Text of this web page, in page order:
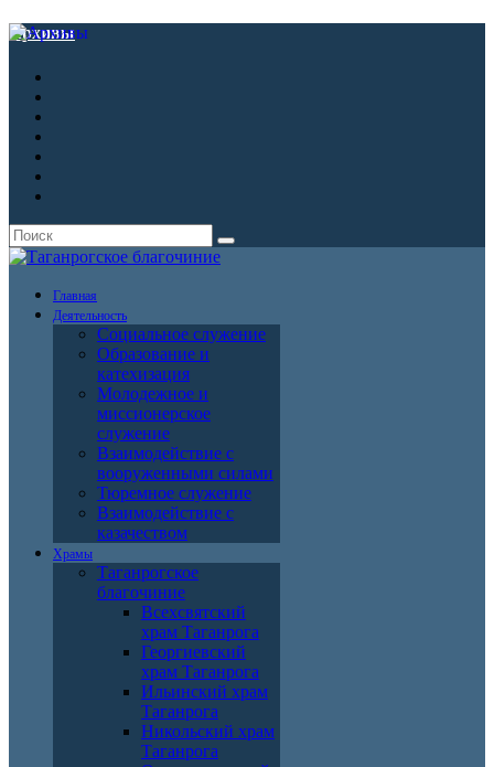
Архивы
Главная
Деятельность
Социальное служение
Образование и
катехизация
Молодежное и
миссионерское
служение
Взаимодействие с
вооруженными силами
Тюремное служение
Взаимодействие с
казачеством
Храмы
Таганрогское
благочиние
Всехсвятский
храм Таганрога
Георгиевский
храм Таганрога
Ильинский храм
Таганрога
Никольский храм
Таганрога